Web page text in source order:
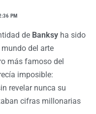
PM
de Banksy ha sido
del arte
más famoso del
imposible:
revelar nunca su
cifras millonarias